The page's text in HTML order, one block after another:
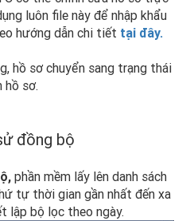
luôn file này để nhập khẩu
hướng dẫn chi tiết tại đây.
hồ sơ chuyển sang trạng thái
hồ sơ.
đồng bộ
phần mềm lấy lên danh sách
tự thời gian gần nhất đến xa
lập bộ lọc theo ngày.